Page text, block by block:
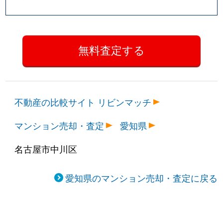
不動産の比較サイト リビンマッチ
マンション売却・査定
愛知県
名古屋市中川区
愛知県のマンション売却・査定に戻る